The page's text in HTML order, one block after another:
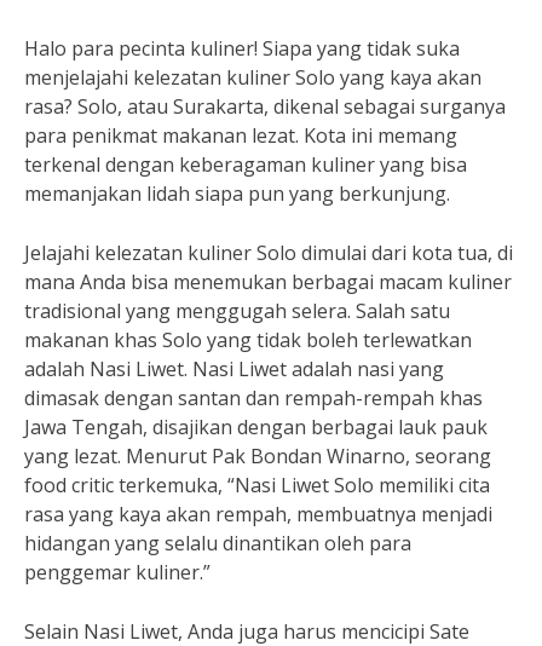
Halo para pecinta kuliner! Siapa yang tidak suka
menjelajahi kelezatan kuliner Solo yang kaya akan
rasa? Solo, atau Surakarta, dikenal sebagai surganya
para penikmat makanan lezat. Kota ini memang
terkenal dengan keberagaman kuliner yang bisa
memanjakan lidah siapa pun yang berkunjung.
Jelajahi kelezatan kuliner Solo dimulai dari kota tua, di
mana Anda bisa menemukan berbagai macam kuliner
tradisional yang menggugah selera. Salah satu
makanan khas Solo yang tidak boleh terlewatkan
adalah Nasi Liwet. Nasi Liwet adalah nasi yang
dimasak dengan santan dan rempah-rempah khas
Jawa Tengah, disajikan dengan berbagai lauk pauk
yang lezat. Menurut Pak Bondan Winarno, seorang
food critic terkemuka, “Nasi Liwet Solo memiliki cita
rasa yang kaya akan rempah, membuatnya menjadi
hidangan yang selalu dinantikan oleh para
penggemar kuliner.”
Selain Nasi Liwet, Anda juga harus mencicipi Sate